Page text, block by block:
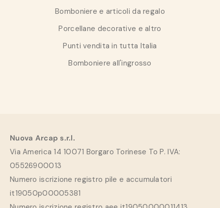
Bomboniere e articoli da regalo
Porcellane decorative e altro
Punti vendita in tutta Italia
Bomboniere all'ingrosso
Nuova Arcap s.r.l.
Via America 14 10071 Borgaro Torinese To P. IVA:
05526900013
Numero iscrizione registro pile e accumulatori
it19050p00005381